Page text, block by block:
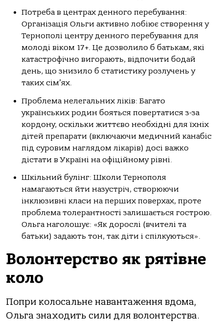
Потреба в центрах денного перебування:
Організація Ольги активно лобіює створення у
Тернополі центру денного перебування для
молоді віком 17+. Це дозволило б батькам, які
катастрофічно вигорають, відпочити бодай
день, що знизило б статистику розлучень у
таких сім’ях.
Проблема нелегальних ліків: Багато
українських родин бояться повертатися з-за
кордону, оскільки життєво необхідні для їхніх
дітей препарати (включаючи медичний канабіс
під суровим наглядом лікарів) досі важко
дістати в Україні на офіційному рівні.
Шкільний булінг: Школи Тернополя
намагаються йти назустріч, створюючи
інклюзивні класи на перших поверхах, проте
проблема толерантності залишається гострою.
Ольга наголошує: «Як дорослі (вчителі та
батьки) задають тон, так діти і спілкуються».
Волонтерство як рятівне
коло
Попри колосальне навантаження вдома,
Ольга знаходить сили для волонтерства.